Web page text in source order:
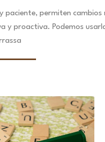
paciente, permiten
y proactiva. Podemos